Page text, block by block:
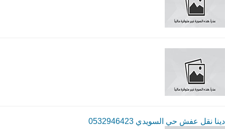
دينا نقل عفش حي السويدي 0532946423